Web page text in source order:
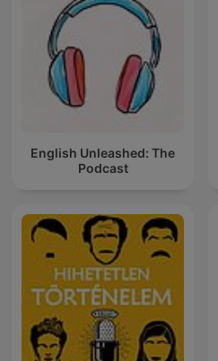
English Unleashed: The
Podcast